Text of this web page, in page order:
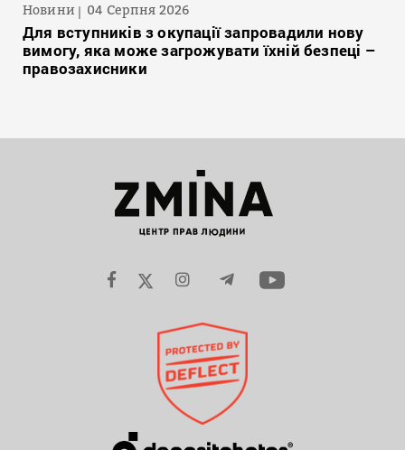
Новини 04 Серпня 2026
Для вступників з окупації запровадили нову
вимогу, яка може загрожувати їхній безпеці –
правозахисники